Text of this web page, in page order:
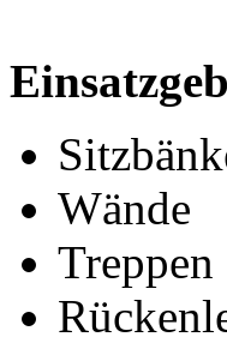
Wände
Treppen